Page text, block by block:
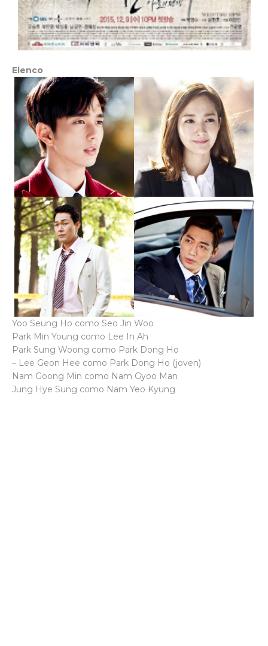
Elenco
Yoo Seung Ho como Seo Jin Woo
Park Min Young como Lee In Ah
Park Sung Woong como Park Dong Ho
– Lee Geon Hee como Park Dong Ho (joven)
Nam Goong Min como Nam Gyoo Man
Jung Hye Sung como Nam Yeo Kyung